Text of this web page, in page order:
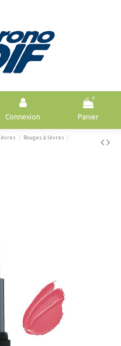
Connexion
0
Panier
Lèvres
Rouges à lèvres